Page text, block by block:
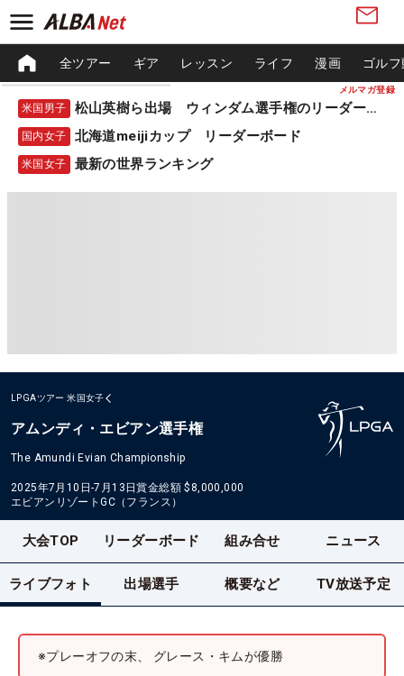
メルマガ登録
全ツアー ギア レッスン ライフ 漫画 ゴル
米国男子 松山英樹ら出場 ウィンダム選手権のリーダーボード
国内女子 北海道meijiカップ リーダーボード
米国女子 最新の世界ランキング
LPGAツアー 米国女子
アムンディ・エビアン選手権
The Amundi Evian Championship
2025年7月10日-7月13日賞金総額 $8,000,000
エビアンリゾートGC（フランス）
大会TOP リーダーボード 組み合せ ニュース
ライブフォト 出場選手 概要など TV放送予定
※プレーオフの末、 グレース・キムが優勝